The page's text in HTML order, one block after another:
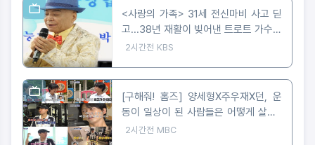
<사랑의 가족> 31세 전신마비 사고 딛
고...38년 재활이 빚어낸 트로트 가수의
꿈
2시간전 KBS
[구해줘! 홈즈] 양세형X주우재X던, 운
동이 일상이 된 사람들은 어떻게 살까?
'운동세권' 임장 특집!
2시간전 MBC